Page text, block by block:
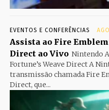
EVENTOS E CONFERÊNCIAS
Assista ao Fire
Direct ao Vivo Nintendo
Fortune’s Weave Direct A
transmissão chamada Fire
Direct, que...